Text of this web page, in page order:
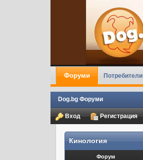
Форуми Потребители
Dog.bg Форуми
Вход Регистрация
Кинология
Форум